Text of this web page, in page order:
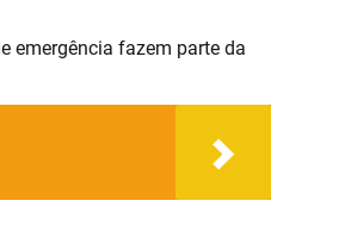
emergência fazem parte da